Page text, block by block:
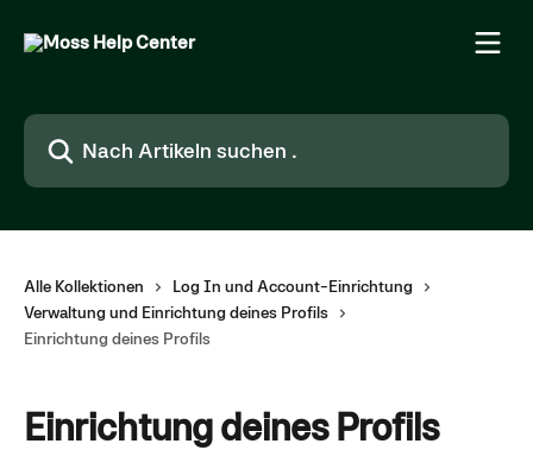
Nach Artikeln suchen …
Alle Kollektionen
Log In und Account-Einrichtung
Verwaltung und Einrichtung deines Profils
Einrichtung deines Profils
Einrichtung deines Profils